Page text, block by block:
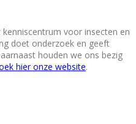
voor insecten en
doet onderzoek en geeft
houden we ons bezig
hier onze website.